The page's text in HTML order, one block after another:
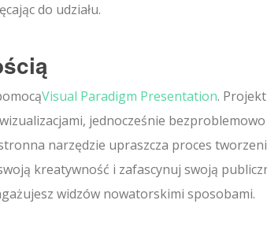
do udziału.
Visual Paradigm Presentation.
jednocześnie
narzędzie upraszcza proces
kreatywność i zafascynuj swoją
widzów nowatorskimi sposobami.